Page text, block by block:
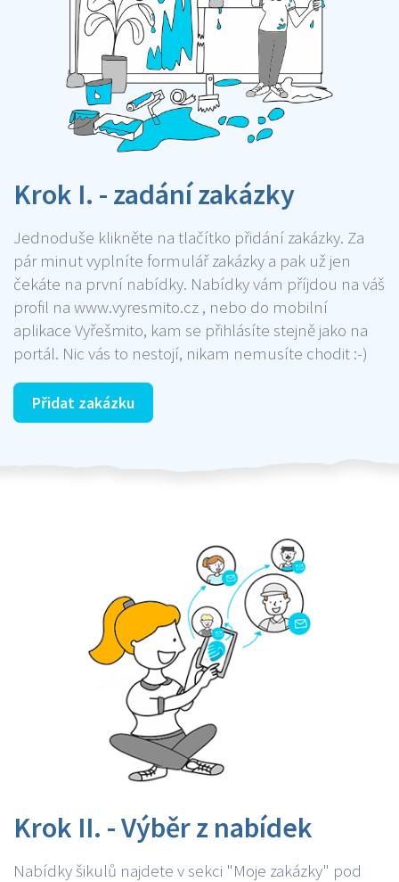
Krok I. - zadání zakázky
Jednoduše klikněte na tlačítko přidání zakázky. Za
pár minut vyplníte formulář zakázky a pak už jen
čekáte na první nabídky. Nabídky vám příjdou na váš
profil na www.vyresmito.cz , nebo do mobilní
aplikace Vyřešmito, kam se přihlásíte stejně jako na
portál. Nic vás to nestojí, nikam nemusíte chodit :-)
Přidat zakázku
Krok II. - Výběr z nabídek
Nabídky šikulů najdete v sekci "Moje zakázky" pod